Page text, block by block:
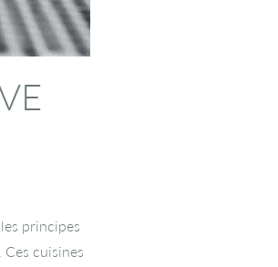
principes
cuisines